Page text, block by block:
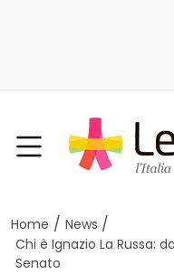
Home / News /
Chi è Ignazio La Russa:
Senato